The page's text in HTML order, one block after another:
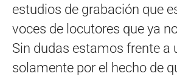
estudios de grabación que
voces de locutores que ya
Sin dudas estamos frente a
solamente por el hecho de